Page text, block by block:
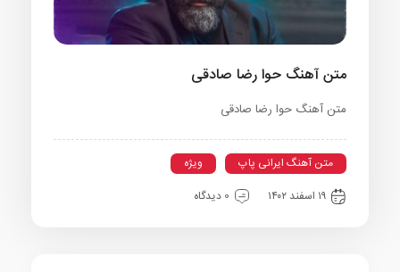
متن آهنگ حوا رضا صادقی
متن آهنگ حوا رضا صادقی
متن آهنگ ایرانی پاپ
ویژه
۱۹ اسفند ۱۴۰۲
0 دیدگاه